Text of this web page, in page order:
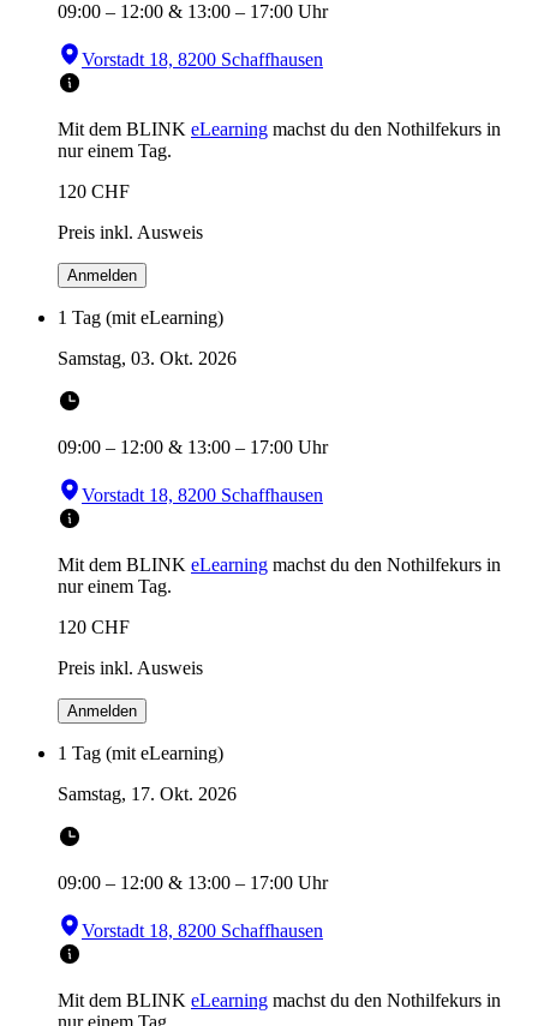
09:00 – 12:00 & 13:00 – 17:00 Uhr
Vorstadt 18, 8200 Schaffhausen
Mit dem BLINK eLearning machst du den Nothilfekurs in
nur einem Tag.
120 CHF
Preis inkl. Ausweis
Anmelden
1 Tag (mit eLearning)
Samstag, 03. Okt. 2026
09:00 – 12:00 & 13:00 – 17:00 Uhr
Vorstadt 18, 8200 Schaffhausen
Mit dem BLINK eLearning machst du den Nothilfekurs in
nur einem Tag.
120 CHF
Preis inkl. Ausweis
Anmelden
1 Tag (mit eLearning)
Samstag, 17. Okt. 2026
09:00 – 12:00 & 13:00 – 17:00 Uhr
Vorstadt 18, 8200 Schaffhausen
Mit dem BLINK eLearning machst du den Nothilfekurs in
nur einem Tag.